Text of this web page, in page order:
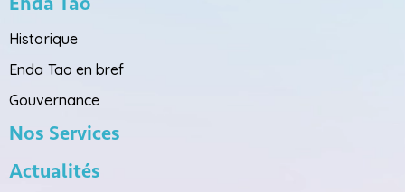
Historique
Enda Tao en bref
Gouvernance
Nos Services
Actualités